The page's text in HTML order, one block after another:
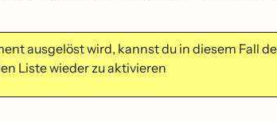
ausgelöst wird, kannst du in diesem Fall
Liste wieder zu aktivieren